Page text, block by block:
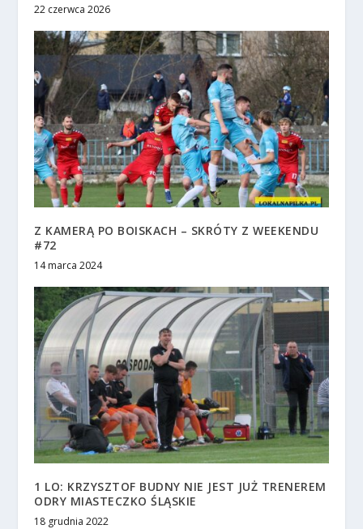
22 czerwca 2026
Z KAMERĄ PO BOISKACH – SKRÓTY Z WEEKENDU
#72
14 marca 2024
1 LO: KRZYSZTOF BUDNY NIE JEST JUŻ TRENEREM
ODRY MIASTECZKO ŚLĄSKIE
18 grudnia 2022